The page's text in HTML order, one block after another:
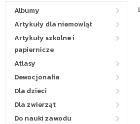
Albumy
Artykuły dla niemowląt
Artykuły szkolne i
papiernicze
Atlasy
Dewocjonalia
Dla dzieci
Dla zwierząt
Do nauki zawodu